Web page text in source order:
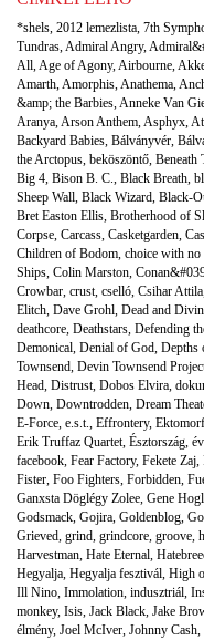
*shels, 2012 lemezlista, 7th
Tundras,Admiral Angry,
All,Age of Agony,Airbourne,
Amarth,Amorphis,Anathema,
&amp; the Barbies,Anneke Van
Aranya,Arson Anthem,Asphyx,
Backyard Babies, Bálványvér,
the Arctopus, beköszöntő, Beneath
Big 4, Bison B. C., Black Breath,
Sheep Wall, Black Wizard, Black-
Bret Easton Ellis, Brotherhood of
Corpse, Carcass, Casketgarden,
Children of Bodom, choice with no
Ships, Colin Marston,
Crowbar, crust, cselló, Csihar Attila
Elitch, Dave Grohl, Dead and
deathcore, Deathstars, Defending
Demonical, Denial of God, Depths
Townsend, Devin Townsend
Head, Distrust, Dobos Elvira,
Down, Downtrodden, Dream
E-Force, e.s.t., Effrontery, Ektomorf
Erik Truffaz Quartet, Észtország,
facebook, Fear Factory, Fekete Zaj,
Fister, Foo Fighters, Forbidden,
Ganxsta Döglégy Zolee, Gene
Godsmack, Gojira, Goldenblog,
Grieved, grind, grindcore, groove,
Harvestman, Hate Eternal,
Hegyalja, Hegyalja fesztivál, High
Ill Nino, Immolation, indusztriál,
monkey, Isis, Jack Black, Jake
élmény, Joel McIver, Johnny Cash,